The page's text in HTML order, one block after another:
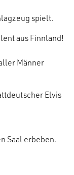
spielt.
aus Finnland!
Männer
Elvis
Saal erbeben.